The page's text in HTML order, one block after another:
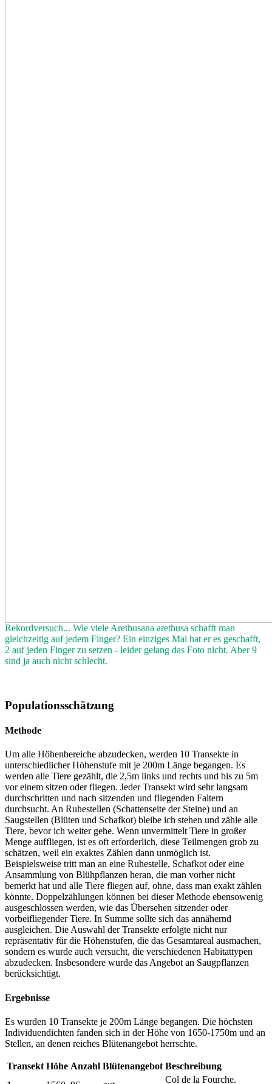
Rekordversuch... Wie viele Arethusana arethusa schafft man
gleichzeitig auf jedem Finger? Ein einziges Mal hat er es geschafft,
2 auf jeden Finger zu setzen - leider gelang das Foto nicht. Aber 9
sind ja auch nicht schlecht.
Populationsschätzung
Methode
Um alle Höhenbereiche abzudecken, werden 10 Transekte in
unterschiedlicher Höhenstufe mit je 200m Länge begangen. Es
werden alle Tiere gezählt, die 2,5m links und rechts und bis zu 5m
vor einem sitzen oder fliegen. Jeder Transekt wird sehr langsam
durchschritten und nach sitzenden und fliegenden Faltern
durchsucht. An Ruhestellen (Schattenseite der Steine) und an
Saugstellen (Blüten und Schafkot) bleibe ich stehen und zähle alle
Tiere, bevor ich weiter gehe. Wenn unvermittelt Tiere in großer
Menge auffliegen, ist es oft erforderlich, diese Teilmengen grob zu
schätzen, weil ein exaktes Zählen dann unmöglich ist.
Beispielsweise tritt man an eine Ruhestelle, Schafkot oder eine
Ansammlung von Blühpflanzen heran, die man vorher nicht
bemerkt hat und alle Tiere fliegen auf, ohne, dass man exakt zählen
könnte. Doppelzählungen können bei dieser Methode ebensowenig
ausgeschlossen werden, wie das Übersehen sitzender oder
vorbeifliegender Tiere. In Summe sollte sich das annähernd
ausgleichen. Die Auswahl der Transekte erfolgte nicht nur
repräsentativ für die Höhenstufen, die das Gesamtareal ausmachen,
sondern es wurde auch versucht, die verschiedenen Habitattypen
abzudecken. Insbesondere wurde das Angebot an Saugpflanzen
berücksichtigt.
Ergebnisse
Es wurden 10 Transekte je 200m Länge begangen. Die höchsten
Individuendichten fanden sich in der Höhe von 1650-1750m und an
Stellen, an denen reiches Blütenangebot herrschte.
Transekt Höhe Anzahl Blütenangebot Beschreibung
Col de la Fourche.